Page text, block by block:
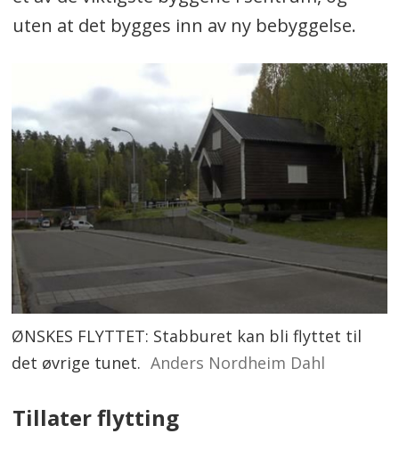
uten at det bygges inn av ny bebyggelse.
ØNSKES FLYTTET: Stabburet kan bli flyttet til
det øvrige tunet. Anders Nordheim Dahl
Tillater flytting